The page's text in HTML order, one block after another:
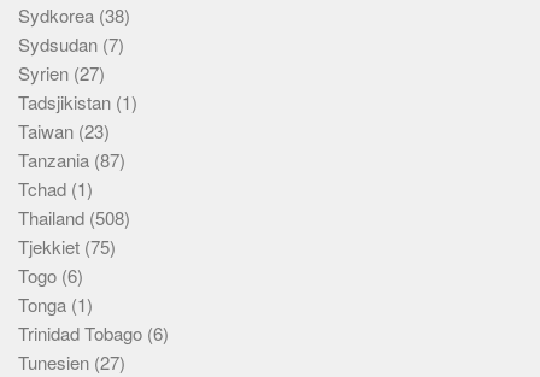
Sydkorea (38)
Sydsudan (7)
Syrien (27)
Tadsjikistan (1)
Taiwan (23)
Tanzania (87)
Tchad (1)
Thailand (508)
Tjekkiet (75)
Togo (6)
Tonga (1)
Trinidad Tobago (6)
Tunesien (27)